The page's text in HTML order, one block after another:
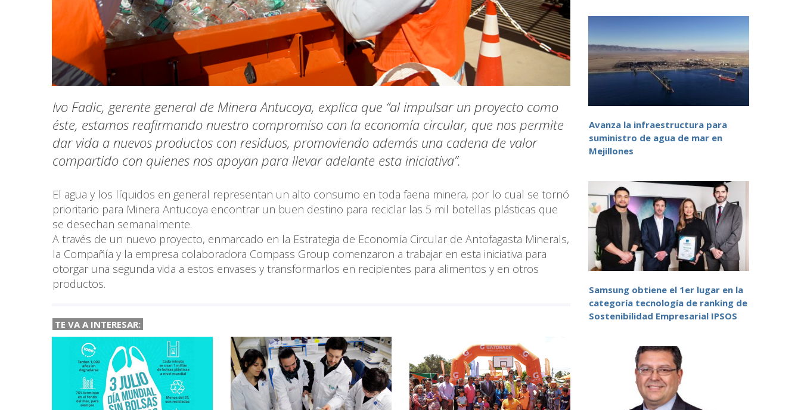
Ivo Fadic, gerente general de Minera Antucoya, explica que “al impulsar un proyecto como
éste, estamos reafirmando nuestro compromiso con la economía circular, que nos permite
dar vida a nuevos productos con residuos, promoviendo además una cadena de valor
compartido con quienes nos apoyan para llevar adelante esta iniciativa”.
El agua y los líquidos en general representan un alto consumo en toda faena minera, por lo cual se tornó
prioritario para Minera Antucoya encontrar un buen destino para reciclar las 5 mil botellas plásticas que
se desechan semanalmente.
A través de un nuevo proyecto, enmarcado en la Estrategia de Economía Circular de Antofagasta Minerals,
la Compañía y la empresa colaboradora Compass Group comenzaron a trabajar en esta iniciativa para
otorgar una segunda vida a estos envases y transformarlos en recipientes para alimentos y en otros
productos.
TE VA A INTERESAR:
Avanza la infraestructura para
suministro de agua de mar en
Mejillones
Samsung obtiene el 1er lugar en la
categoría tecnología de ranking de
Sostenibilidad Empresarial IPSOS